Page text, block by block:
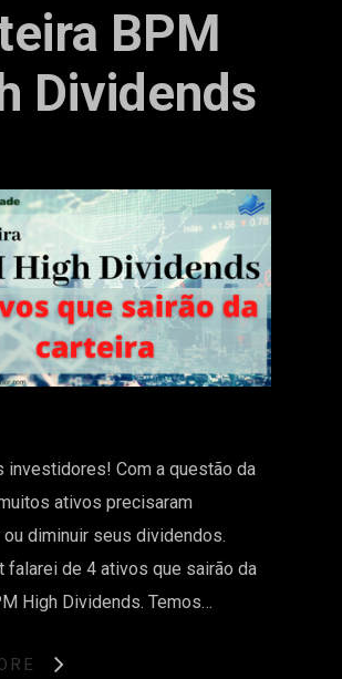
BPM
Dividends
investidores! Com a questão da
ativos precisaram
diminuir seus dividendos.
falarei de 4 ativos que sairão da
High Dividends. Temos…